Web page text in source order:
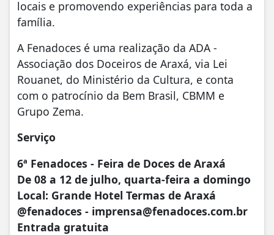
locais e promovendo experiências para toda a
família.
A Fenadoces é uma realização da ADA -
Associação dos Doceiros de Araxá, via Lei
Rouanet, do Ministério da Cultura, e conta
com o patrocínio da Bem Brasil, CBMM e
Grupo Zema.
Serviço
6ª Fenadoces - Feira de Doces de Araxá
De 08 a 12 de julho, quarta-feira a domingo
Local: Grande Hotel Termas de Araxá
@fenadoces - imprensa@fenadoces.com.br
Entrada gratuita